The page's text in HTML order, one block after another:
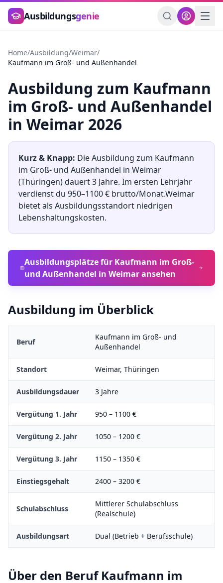
Zum Hauptinhalt springen
Ausbildungsgenie
Home/Ausbildung/Weimar/
Kaufmann im Groß- und Außenhandel
Ausbildung zum Kaufmann
im Groß- und Außenhandel
in Weimar 2026
Kurz & Knapp: Die Ausbildung zum Kaufmann
im Groß- und Außenhandel in Weimar
(Thüringen) dauert3 Jahre. Im ersten Lehrjahr
verdienst du 950–1100€ brutto/Monat.Weimar
bietet als Ausbildungsstandort niedrigen
Lebenshaltungskosten.
Ausbildungsplätze für Kaufmann im Groß-
und Außenhandel in Weimaransehen
Ausbildung im Überblick
Beruf
Kaufmann im Groß- und
Außenhandel
Standort Weimar, Thüringen
Ausbildungsdauer 3 Jahre
Vergütung 1. Jahr 950 – 1100 €
Vergütung 2. Jahr 1050 – 1200 €
Vergütung 3. Jahr 1150 – 1350 €
Einstiegsgehalt 2400 – 3200 €
Schulabschluss
Mittlerer Schulabschluss
(Realschule)
Ausbildungsart Dual (Betrieb + Berufsschule)
Über den BerufKaufmann im